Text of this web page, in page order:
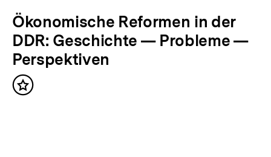
r
i
g
e
r
N
ä
c
h
s
Ökonomische Reformen in der
DDR: Geschichte — Probleme —
Perspektiven
Inhalt